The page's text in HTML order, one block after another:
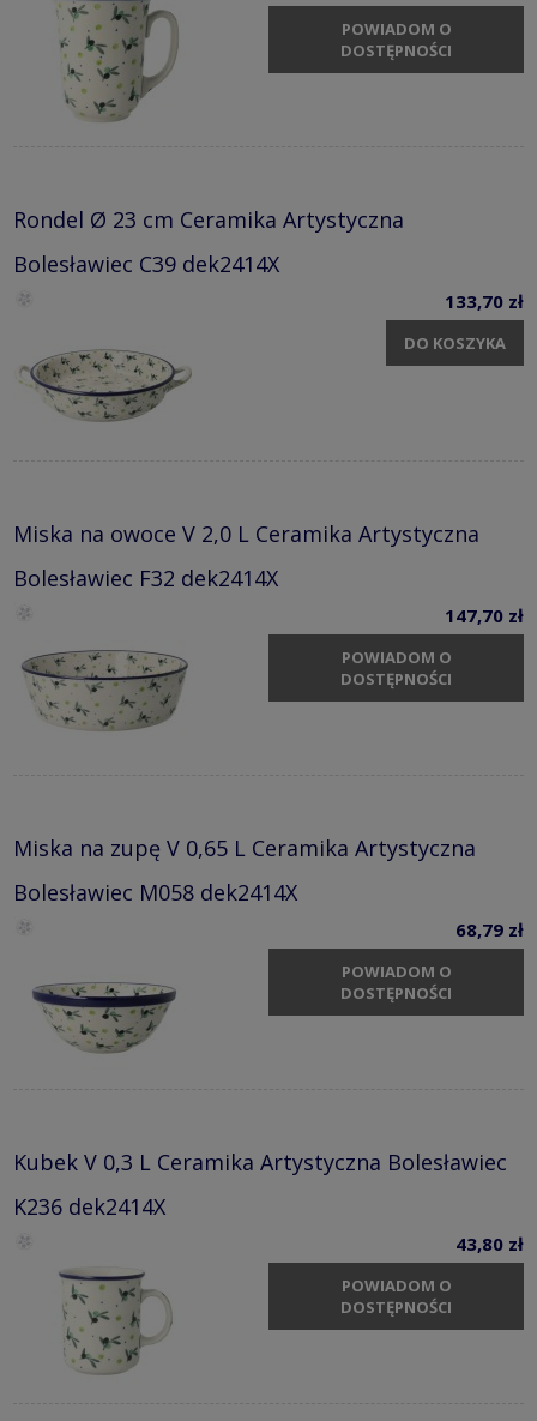
POWIADOM O
DOSTĘPNOŚCI
Rondel Ø 23 cm Ceramika Artystyczna
Bolesławiec C39 dek2414X
133,70 zł
DO KOSZYKA
Miska na owoce V 2,0 L Ceramika Artystyczna
Bolesławiec F32 dek2414X
147,70 zł
POWIADOM O
DOSTĘPNOŚCI
Miska na zupę V 0,65 L Ceramika Artystyczna
Bolesławiec M058 dek2414X
68,79 zł
POWIADOM O
DOSTĘPNOŚCI
Kubek V 0,3 L Ceramika Artystyczna Bolesławiec
K236 dek2414X
43,80 zł
POWIADOM O
DOSTĘPNOŚCI